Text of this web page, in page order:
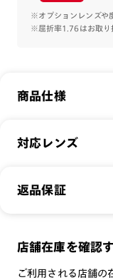
-注意事項-
・可動域の広い丁
商品画像のように鼻
※オプションレンズや
※屈折率1.76はお取り
商品仕様
商品名：
サイズ：
シリーズ：
性別：
対応レンズ
クリアレンズ（常用
JINS SCREEN
返品保証
メガネの度数が合
店舗在庫を確認
ご利用される店舗の